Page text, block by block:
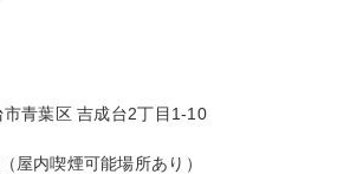
青葉区 吉成台2丁目1-10
屋内喫煙可能場所あり）